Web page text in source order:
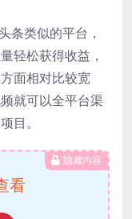
条类似的平台，
轻松获得收益，
面相对比较宽
就可以全平台渠
目。
隐藏内容
看